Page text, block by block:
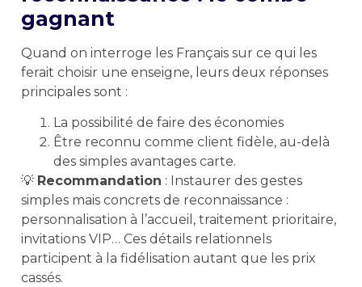
gagnant
Quand on interroge les Français sur ce qui les
ferait choisir une enseigne, leurs deux réponses
principales sont :
La possibilité de faire des économies
Être reconnu comme client fidèle, au-delà
des simples avantages carte.
💡 Recommandation : Instaurer des gestes
simples mais concrets de reconnaissance :
personnalisation à l’accueil, traitement prioritaire,
invitations VIP… Ces détails relationnels
participent à la fidélisation autant que les prix
cassés.